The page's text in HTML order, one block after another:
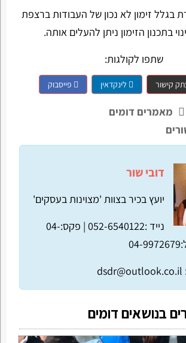
בגלל זימון לא נכון של העבודות ברצפת
בתכנון הזימון ניתן להעלים אותה.
שתפו לקולגות:
קישור לינקדאין פייסבוק
מאמרים דומים
דובי שור
יועץ בכיר בצוות 'מצוינות בעסקים'
נייד :052-6540122 |
פקס:04-
dsdr@outlook.co.il
בנושאים דומים